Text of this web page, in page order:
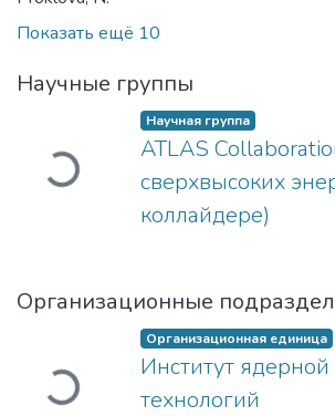
Показать ещё 10
Научные группы
Загружается... Научная группа
ATLAS
сверхвысоких
коллайдере)
Организационные
Загружается... Организационная единица
Институт
технологий